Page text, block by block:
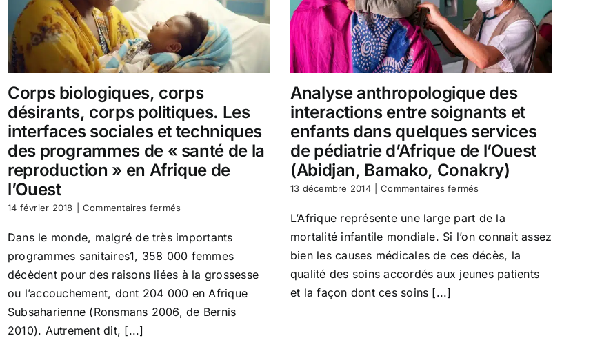
Corps biologiques, corps
désirants, corps politiques. Les
interfaces sociales et techniques
des programmes de « santé de la
reproduction » en Afrique de
l’Ouest
14 février 2018 Commentaires ferméssur
biologiques,
corps
désirants,
corps
politiques.
Les
interfaces
Dans le monde, malgré de très importants
programmes sanitaires1, 358 000 femmes
décèdent pour des raisons liées à la grossesse
ou l’accouchement, dont 204 000 en Afrique
Subsaharienne (Ronsmans 2006, de Bernis
2010). Autrement dit, [...]
Analyse anthropologique des
interactions entre soignants et
enfants dans quelques services
de pédiatrie d’Afrique de l’Ouest
(Abidjan, Bamako, Conakry)
13 décembre 2014 Commentaires ferméssur
anthropologique
interactions
entre
et
L’Afrique représente une large part de la
mortalité infantile mondiale. Si l’on connait assez
bien les causes médicales de ces décès, la
qualité des soins accordés aux jeunes patients
et la façon dont ces soins [...]